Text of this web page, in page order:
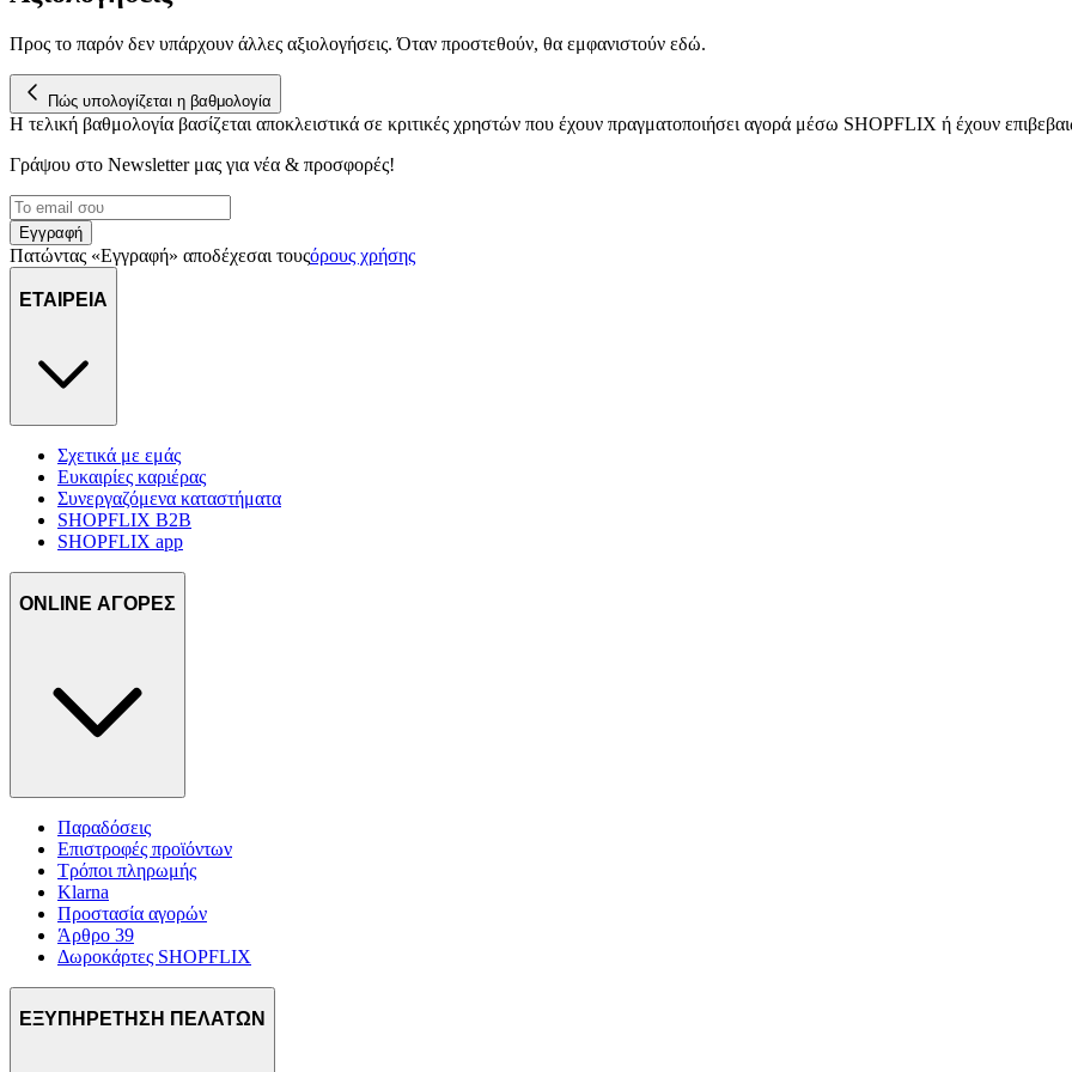
Προς το παρόν δεν υπάρχουν άλλες αξιολογήσεις. Όταν προστεθούν, θα εμφανιστούν εδώ.
Πώς υπολογίζεται η βαθμολογία
Η τελική βαθμολογία βασίζεται αποκλειστικά σε κριτικές χρηστών που έχουν πραγματοποιήσει αγορά μέσω SHOPFLIX ή έχουν
Γράψου στο Νewsletter μας για νέα & προσφορές!
Εγγραφή
Πατώντας «Εγγραφή» αποδέχεσαι τουςόρους χρήσης
ΕΤΑΙΡΕΙΑ
Σχετικά με εμάς
Ευκαιρίες καριέρας
Συνεργαζόμενα καταστήματα
SHOPFLIX B2B
SHOPFLIX app
ONLINE ΑΓΟΡΕΣ
Παραδόσεις
Επιστροφές προϊόντων
Τρόποι πληρωμής
Klarna
Προστασία αγορών
Άρθρο 39
Δωροκάρτες SHOPFLIX
ΕΞΥΠΗΡΕΤΗΣΗ ΠΕΛΑΤΩΝ